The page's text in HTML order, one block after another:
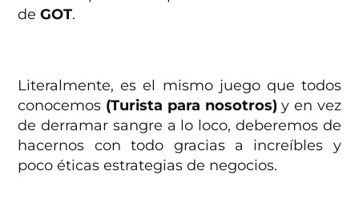
deGOT.
Literalmente, es el mismo juego que todos
conocemos (Turista para nosotros) y en vez
de derramar sangre a lo loco, deberemos de
hacernos con todo gracias a increíbles y
poco éticas estrategias de negocios.